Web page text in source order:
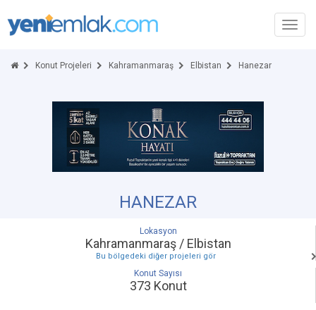
Konut Projeleri Kahramanmaraş Elbistan Hanezar
HANEZAR
Lokasyon
Kahramanmaraş / Elbistan
Bu bölgedeki diğer projeleri gör
Konut Sayısı
373 Konut